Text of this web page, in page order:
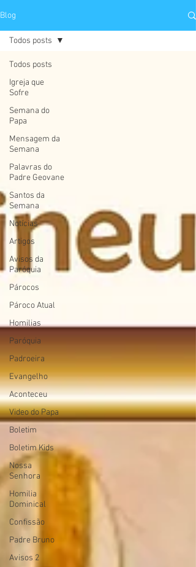
Blog
Todos posts
Igreja que
Sofre
Semana do
Papa
Mensagem da
Semana
Palavras do
Padre Geovane
Santos da
Semana
Notícias
Artigos
Avisos da
Paróquia
Párocos
Pároco Atual
Homilias
Paróquia
Padroeira
Evangelho
Aconteceu
Video do Papa
Boletim
Boletim Kids
Nossa
Senhora
Homilia
Dominical
Confissão
Padre Bruno
Avisos 2
Todos posts